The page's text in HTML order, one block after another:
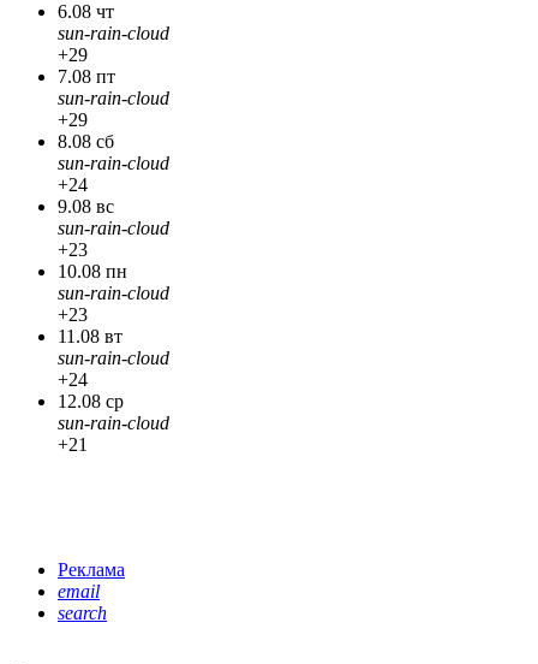
6.08 чт
sun-rain-cloud
+29
7.08 пт
sun-rain-cloud
+29
8.08 сб
sun-rain-cloud
+24
9.08 вс
sun-rain-cloud
+23
10.08 пн
sun-rain-cloud
+23
11.08 вт
sun-rain-cloud
+24
12.08 ср
sun-rain-cloud
+21
Реклама
email
search